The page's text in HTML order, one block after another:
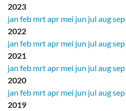
2023
jan feb mrtapr mei jun jul augsep
2022
jan feb mrtapr mei jun jul augsep
2021
jan feb mrtapr mei jun jul augsep
2020
jan feb mrtapr mei jun jul augsep
2019